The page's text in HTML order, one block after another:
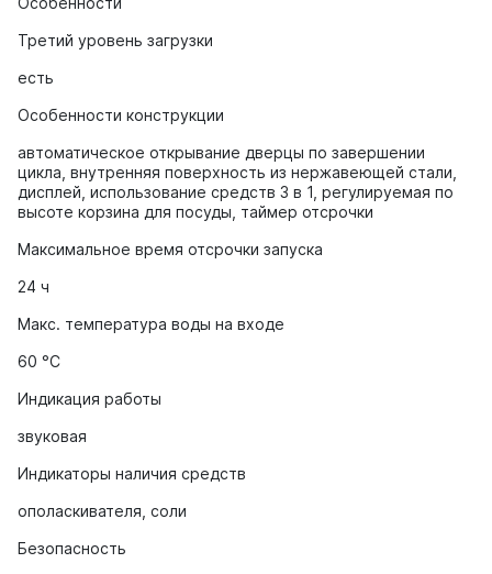
Третий уровень загрузки
есть
Особенности конструкции
автоматическое открывание дверцы по завершении
цикла, внутренняя поверхность из нержавеющей стали,
дисплей, использование средств 3 в 1, регулируемая по
высоте корзина для посуды, таймер отсрочки
Максимальное время отсрочки запуска
24 ч
Макс. температура воды на входе
60 °C
Индикация работы
звуковая
Индикаторы наличия средств
ополаскивателя, соли
Безопасность